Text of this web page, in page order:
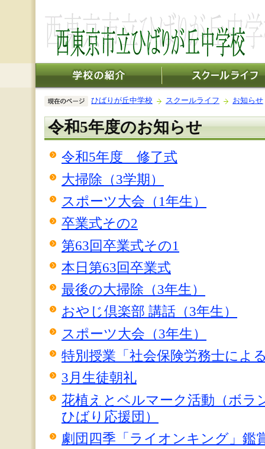
ひばりが丘中学校 スクールライフ お知らせ
令和5年度のお知らせ
令和5年度 修了式
大掃除（3学期）
スポーツ大会（1年生）
卒業式その2
第63回卒業式その1
本日第63回卒業式
最後の大掃除（3年生）
おやじ倶楽部 講話（3年生）
スポーツ大会（3年生）
特別授業「社会保険労務士によ
3月生徒朝礼
花植えとベルマーク活動（ボラ
ひばり応援団）
劇団四季「ライオンキング」鑑